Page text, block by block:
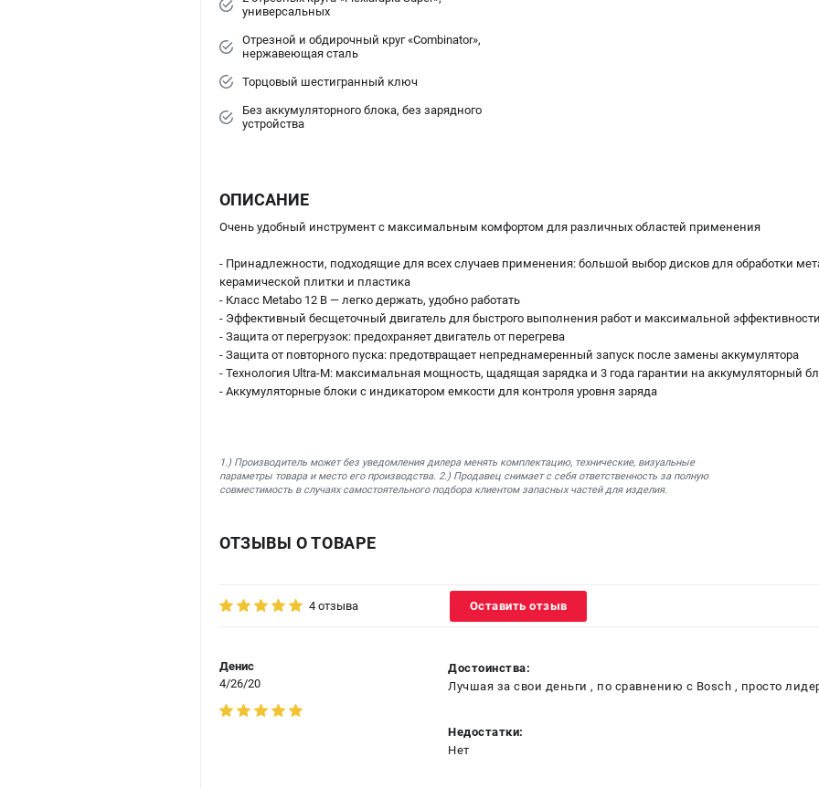
универсальных
Отрезной и обдирочный круг «Combinator»,
нержавеющая сталь
Торцовый шестигранный ключ
Без аккумуляторного блока, без зарядного
устройства
ОПИСАНИЕ
Очень удобный инструмент с максимальным комфортом для различных областей применения
- Принадлежности, подходящие для всех случаев применения: большой выбор дисков для обработки
керамической плитки и пластика
- Класс Metabo 12 В — легко держать, удобно работать
- Эффективный бесщеточный двигатель для быстрого выполнения работ и максимальной эффективности
- Защита от перегрузок: предохраняет двигатель от перегрева
- Защита от повторного пуска: предотвращает непреднамеренный запуск после замены аккумулятора
- Технология Ultra-M: максимальная мощность, щадящая зарядка и 3 года гарантии на аккумуляторный
- Аккумуляторные блоки с индикатором емкости для контроля уровня заряда
1.) Производитель может без уведомления дилера менять комплектацию, технические, визуальные
параметры товара и место его производства. 2.) Продавец снимает с себя ответственность за полную
совместимость в случаях самостоятельного подбора клиентом запасных частей для изделия.
ОТЗЫВЫ О ТОВАРЕ
4 отзыва Оставить отзыв
Денис
4/26/20
Достоинства:
Лучшая за свои деньги , по сравнению с Bosch , просто
Недостатки:
Нет